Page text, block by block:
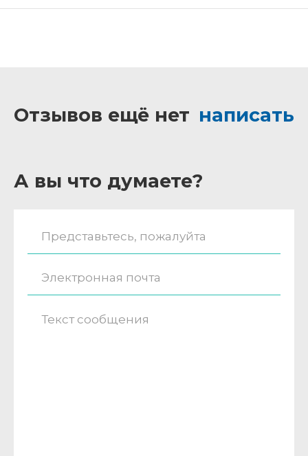
Отзывов ещё нет написать
А вы что думаете?